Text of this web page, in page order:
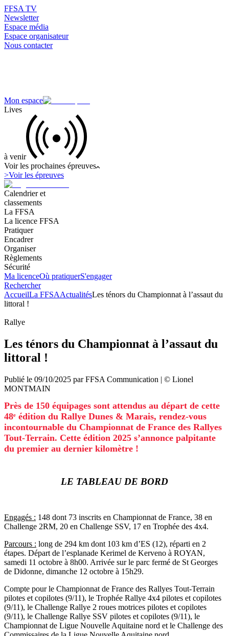
FFSA TV
Newsletter
Espace média
Espace organisateur
Nous contacter
Mon espace
Lives
à venir
Voir les prochaines épreuves
>Voir les épreuves
Calendrier et
classements
La FFSA
La licence FFSA
Pratiquer
Encadrer
Organiser
Règlements
Sécurité
Ma licenceOù pratiquerS'engager
Rechercher
AccueilLa FFSAActualitésLes ténors du Championnat à l’assaut du
littoral !
Rallye
Les ténors du Championnat à l’assaut du
littoral !
Publié le 09/10/2025 parFFSA Communication | © Lionel
MONTMAIN
Près de 150 équipages sont attendus au départ de cette
48ᵉ édition du Rallye Dunes & Marais, rendez-vous
incontournable du Championnat de France des Rallyes
Tout-Terrain. Cette édition 2025 s’annonce palpitante
du premier au dernier kilomètre !
LE TABLEAU DE BORD
Engagés : 148 dont 73 inscrits en Championnat de France, 38 en
Challenge 2RM, 20 en Challenge SSV, 17 en Trophée des 4x4.
Parcours : long de 294 km dont 103 km d’ES (12), réparti en 2
étapes. Départ de l’esplanade Kerimel de Kerveno à ROYAN,
samedi 11 octobre à 8h00. Arrivée sur le parc fermé de St Georges
de Didonne, dimanche 12 octobre à 15h29.
Compte pour le Championnat de France des Rallyes Tout-Terrain
pilotes et copilotes (9/11), le Trophée Rallye 4x4 pilotes et copilotes
(9/11), le Challenge Rallye 2 roues motrices pilotes et copilotes
(9/11), le Challenge Rallye SSV pilotes et copilotes (9/11), le
Championnat de Ligue Nouvelle Aquitaine nord et le Challenge des